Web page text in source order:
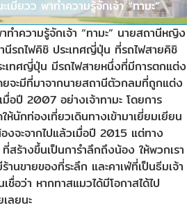
เมี๊ยวว พาทำความรู้จักเจ้า “ทามะ”
ทำความรู้จักเจ้า “ทามะ” นายสถานีหญิง
นีรถไฟคิชิ ประเทศญี่ปุ่น ที่รถไฟสายคิชิ
เทศญี่ปุ่น มีรถไฟสายหนึ่งที่มีการตกแต่ง
จะมีที่มาจากนายสถานีตัวกลมที่ถูกแต่ง
อปี 2007 อย่างเจ้าทามะ โดยการ
นักท่องเที่ยวเดินทางเข้ามาเยี่ยมเยียน
จะจากไปแล้วเมื่อปี 2015 แต่ทาง
สร้างขึ้นเป็นการำลึกถึงน้อง ให้พวกเรา
นขายของที่ระลึก และคาเฟ่ที่เป็นธีมเจ้า
อว่า หากทาสแมวได้มีโอกาสได้ไป
ลยนะ